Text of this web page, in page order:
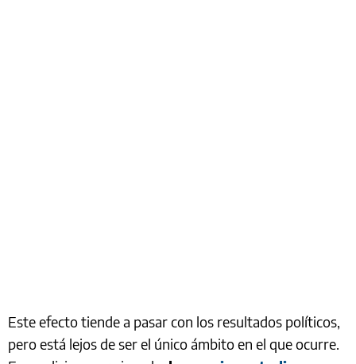
Este efecto tiende a pasar con los resultados políticos,
pero está lejos de ser el único ámbito en el que ocurre.